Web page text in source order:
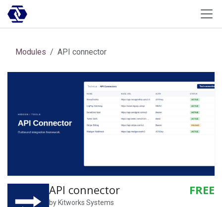
Skip to Content
Modules API connector
API connector
by Kitworks Systems
FREE